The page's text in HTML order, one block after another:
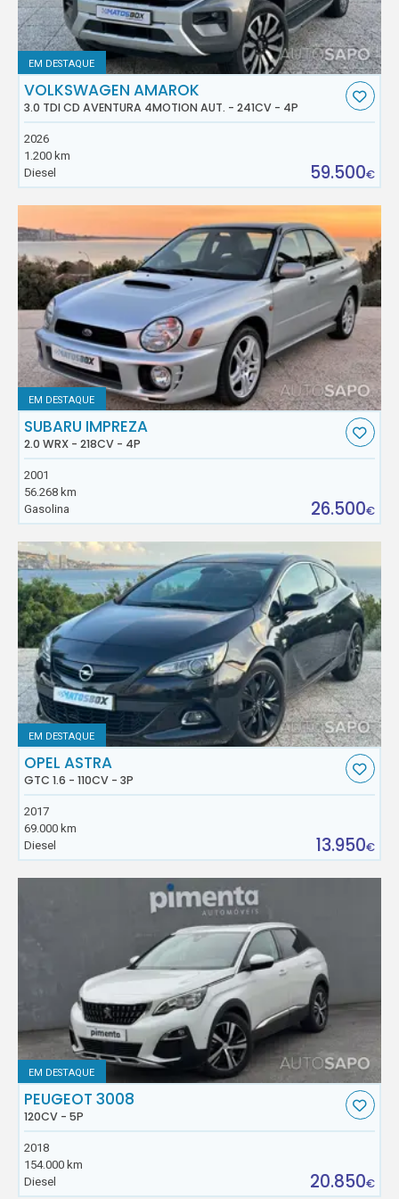
EM DESTAQUE
VOLKSWAGEN AMAROK
3.0 TDI CD AVENTURA 4MOTION AUT. - 241CV - 4P
2026
1.200 km
Diesel
59.500€
EM DESTAQUE
SUBARU IMPREZA
2.0 WRX - 218CV - 4P
2001
56.268 km
Gasolina
26.500€
EM DESTAQUE
OPEL ASTRA
GTC 1.6 - 110CV - 3P
2017
69.000 km
Diesel
13.950€
EM DESTAQUE
PEUGEOT 3008
120CV - 5P
2018
154.000 km
Diesel
20.850€